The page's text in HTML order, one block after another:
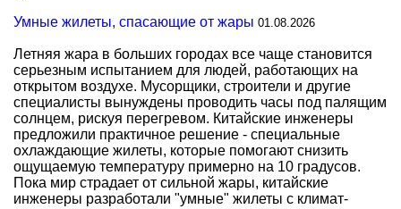
Умные жилеты, спасающие от жары 01.08.2026
Летняя жара в больших городах все чаще становится
серьезным испытанием для людей, работающих на
открытом воздухе. Мусорщики, строители и другие
специалисты вынуждены проводить часы под палящим
солнцем, рискуя перегревом. Китайские инженеры
предложили практичное решение - специальные
охлаждающие жилеты, которые помогают снизить
ощущаемую температуру примерно на 10 градусов.
Пока мир страдает от сильной жары, китайские
инженеры разработали "умные" жилеты с климат-